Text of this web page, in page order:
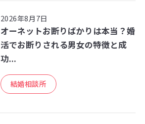
2026年8月7日
オーネットお断りばかりは本当？婚
活でお断りされる男女の特徴と成
功...
結婚相談所